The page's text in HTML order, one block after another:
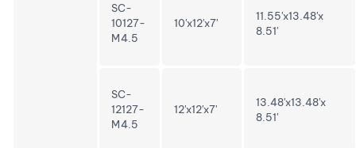
SC-
10127-
M4.5
10'x12'x7'
11.55'x13.48'x
8.51'
SC-
12127-
M4.5
12'x12'x7'
13.48'x13.48'x
8.51'